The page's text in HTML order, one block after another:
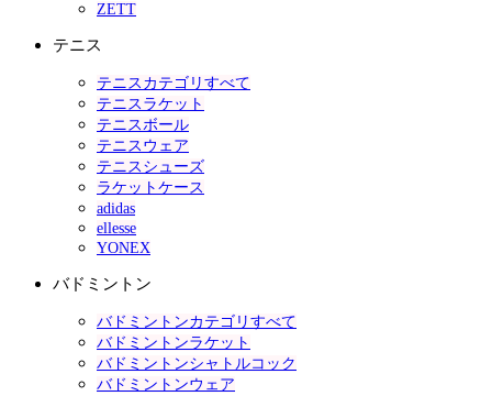
ZETT
テニス
テニスカテゴリすべて
テニスラケット
テニスボール
テニスウェア
テニスシューズ
ラケットケース
adidas
ellesse
YONEX
バドミントン
バドミントンカテゴリすべて
バドミントンラケット
バドミントンシャトルコック
バドミントンウェア